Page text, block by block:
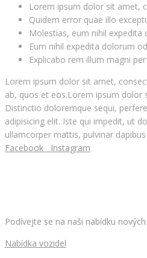
Lorem ipsum dolor sit amet,
Quidem error quae illo
Molestias, eum nihil
Eum nihil expedita dolorum
Explicabo rem illum magni
Lorem ipsum dolor sit amet,
ab, quos et eos.Lorem ipsum
Distinctio doloremque sequi,
adipisicing elit. Iste qui impedit, ut
ullamcorper mattis, pulvinar
Facebook
Instagram
Podívejte se na naši nabídku
Nabídka vozidel